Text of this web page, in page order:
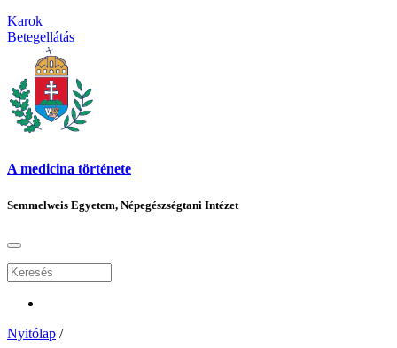
Karok
Betegellátás
A medicina története
Semmelweis Egyetem, Népegészségtani Intézet
Nyitólap /